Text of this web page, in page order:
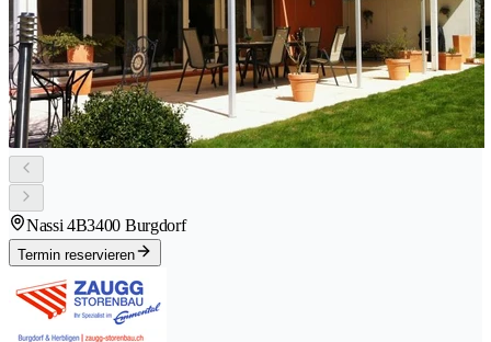
Nassi 4B3400 Burgdorf
Termin reservieren